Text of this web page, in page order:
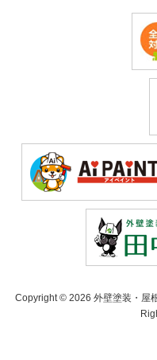
Copyright © 2026 外壁塗装・屋